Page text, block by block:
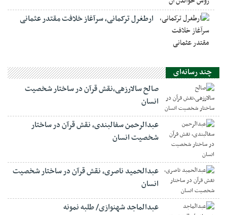
ارطغرل ترکمانی، سرآغاز خلافت مقتدر عثمانی
چند رسانه‌ای
صالح سالارزهی،‌نقش قرآن در ساختار شخصیت
انسان
عبدالرحمن سفالبندی، نقش قرآن در ساختار
شخصیت انسان
عبدالحمید ناصری، نقش قرآن در ساختار شخصیت
انسان
عبدالماجد شهنوازی/ طلبه نمونه